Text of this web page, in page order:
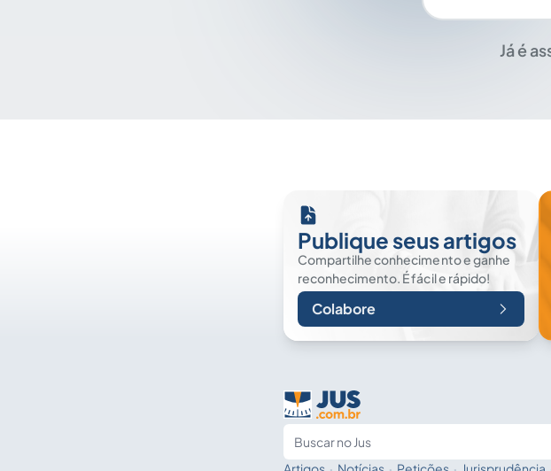
Já é
Publique seus artigos
Compartilhe conhecimento e ganhe
reconhecimento. É fácil e rápido!
Colabore